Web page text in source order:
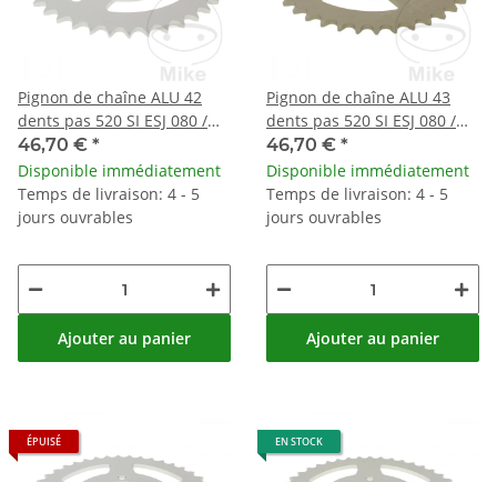
Pignon de chaîne ALU 42
dents pas 520 SI ESJ 080 /
100
46,70 € *
Disponible immédiatement
Temps de livraison: 4 - 5
jours ouvrables
Ajouter au panier
Pignon de chaîne ALU 43
dents pas 520 SI ESJ 080 /
100
46,70 € *
Disponible immédiatement
Temps de livraison: 4 - 5
jours ouvrables
Ajouter au panier
ÉPUISÉ EN STOCK